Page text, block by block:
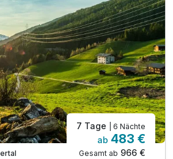
mit Sauna,
(witterungsabhängig, von Juni-
Verfügbarkeit)
7 Tage | 6 Nächte
ab 483 €
Gesamt ab 966 €